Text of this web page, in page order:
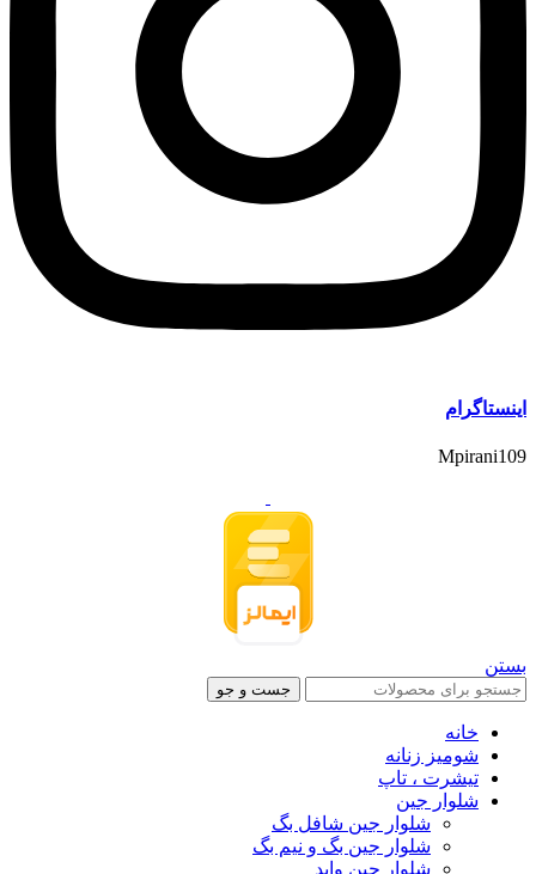
اینستاگرام
Mpirani109
بستن
جست و جو
خانه
شومیز زنانه
تیشرت ، تاپ
شلوار جین
شلوار جین شافل بگ
شلوار جین بگ و نیم بگ
شلوار جین واید